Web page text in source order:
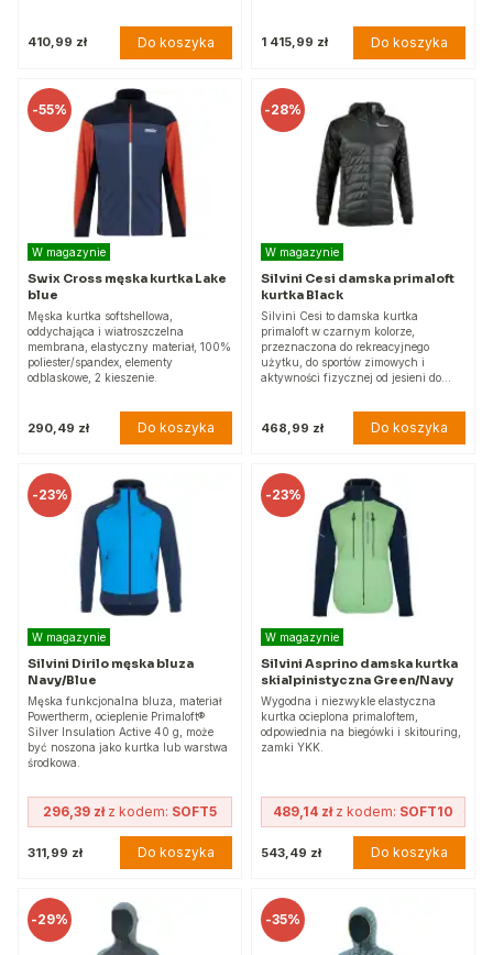
410,99 zł Do koszyka 1 415,99 zł Do koszyka
-55%
W magazynie
Swix Cross męska kurtka Lake
blue
Męska kurtka softshellowa,
oddychająca i wiatroszczelna
membrana, elastyczny materiał, 100%
poliester/spandex, elementy
odblaskowe, 2 kieszenie.
290,49 zł Do koszyka
-28%
W magazynie
Silvini Cesi damska primaloft
kurtka Black
Silvini Cesi to damska kurtka
primaloft w czarnym kolorze,
przeznaczona do rekreacyjnego
użytku, do sportów zimowych i
aktywności fizycznej od jesieni do…
468,99 zł Do koszyka
-23%
W magazynie
Silvini Dirilo męska bluza
Navy/Blue
Męska funkcjonalna bluza, materiał
Powertherm, ocieplenie Primaloft®
Silver Insulation Active 40 g, może
być noszona jako kurtka lub warstwa
środkowa.
296,39 złz kodem: SOFT5
311,99 zł Do koszyka
-23%
W magazynie
Silvini Asprino damska kurtka
skialpinistyczna Green/Navy
Wygodna i niezwykle elastyczna
kurtka ocieplona primaloftem,
odpowiednia na biegówki i skitouring,
zamki YKK.
489,14 złz kodem: SOFT10
543,49 zł Do koszyka
-29% -35%